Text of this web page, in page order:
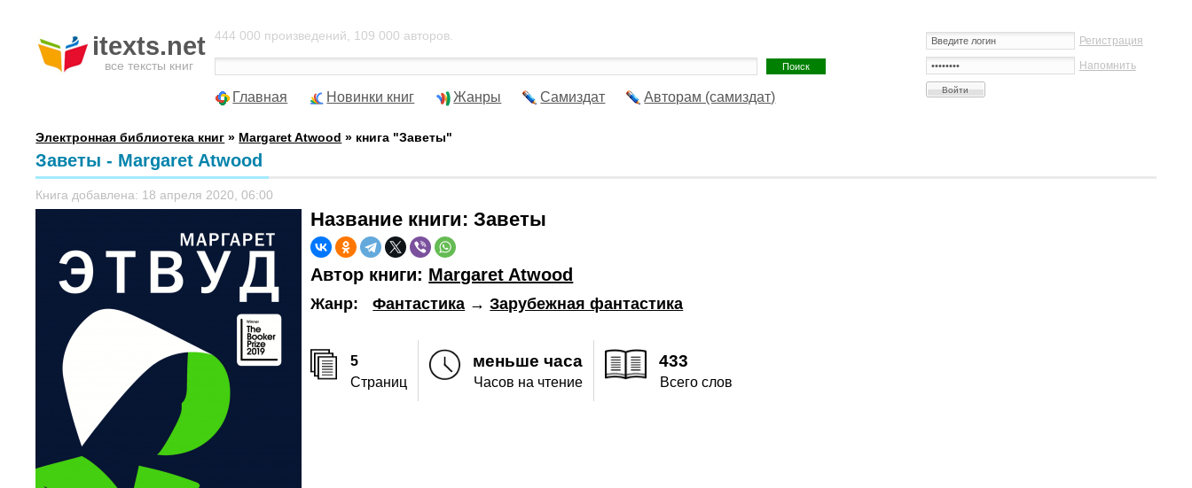
itexts.net
все тексты книг
Регистрация
Напомнить
444 000 произведений, 109 000 авторов.
Главная Новинки книг Жанры Самиздат Авторам (самиздат)
Электронная библиотека книг » Margaret Atwood » книга "Заветы"
Заветы - Margaret Atwood
Книга добавлена: 18 апреля 2020, 06:00
Название книги:Заветы
Автор книги: Margaret Atwood
Жанр: Фантастика →Зарубежная фантастика
5
Страниц
меньше часа
Часов на чтение
433
Всего слов